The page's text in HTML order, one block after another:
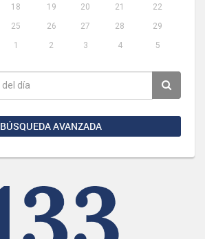
18 19 20 21
22
25 26 27 28
29
1 2 3 4 5
BÚSQUEDA AVANZADA